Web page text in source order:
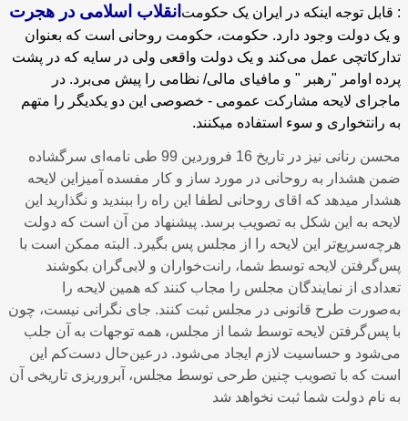
انقلاب اسلامی در هجرت : قابل توجه اینکه در ایران یک حکومت
و یک دولت وجود دارد. حکومت، حکومت روحانی است که بعنوان
تدارکاتچی عمل می‌کند و یک دولت واقعی ولی در سایه که در پشت
پرده اوامر "رهبر " و مافیای مالی/ نظامی را پیش می‌برد. در
ماجرای لایحه مشارکت عمومی - خصوصی این دو یکدیگر را متهم
به رانتخواری و سوء استفاده میکنند.
محسن رنانی نیز در تاریخ 16 فروردین 99 طی نامه‌ای سرگشاده
ضمن هشدار به روحانی در مورد ساز و کار مفسده آمیزاین لایحه
هشدار میدهد که اقای روحانی لطفا این راه را ببندید و نگذارید این
لایحه به این شکل به تصویب برسد. پیشنهاد من آن است که دولت
هرچه‌سریع‌تر این لایحه را از مجلس پس بگیرد. البته ممکن است با
پس‌گرفتن لایحه توسط شما، رانت‌خواران و لابی‌گران بکوشند
تعدادی از نمایندگان مجلس را مجاب کنند که همین لایحه را
به‌صورت طرح قانونی در مجلس ثبت کنند. جای نگرانی نیست، چون
با پس‌گرفتن لایحه توسط شما از مجلس، همه توجهات به آن جلب
می‌شود و حساسیت لازم ایجاد می‌شود. در‌عین‌حال دست‌کم این
است که با تصویب چنین طرحی توسط مجلس، آبروریزی تاریخی آن
به نام دولت شما ثبت نخواهد شد